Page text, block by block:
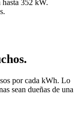
hasta 352 kW.
por cada kWh. Lo
sean dueñas de una